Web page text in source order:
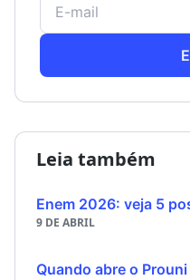
Leia também
Enem 2026: veja 5
9 DE ABRIL
Quando abre o